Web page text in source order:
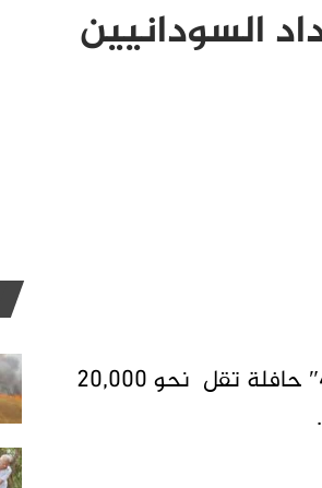
السودانيين
متابعات ــ تاق برس قالت منظمة الهجرة الدولية ان اكثر من ” 400″ حافلة تقل نحو 20,000